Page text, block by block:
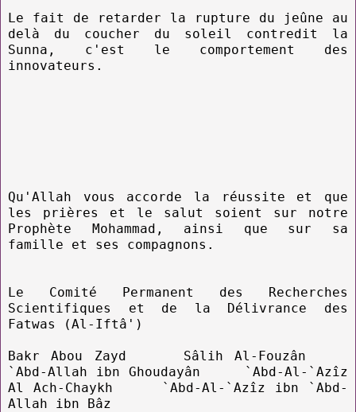
Le fait de retarder la rupture du jeûne au
delà du coucher du soleil contredit la
Sunna, c'est le comportement des
innovateurs.
Qu'Allah vous accorde la réussite et que
les prières et le salut soient sur notre
Prophète Mohammad, ainsi que sur sa
famille et ses compagnons.
Le Comité Permanent des Recherches
Scientifiques et de la Délivrance des
Fatwas (Al-Iftâ')
Bakr Abou Zayd Sâlih Al-Fouzân
`Abd-Allah ibn Ghoudayân `Abd-Al-`Azîz
Al Ach-Chaykh `Abd-Al-`Azîz ibn `Abd-
Allah ibn Bâz